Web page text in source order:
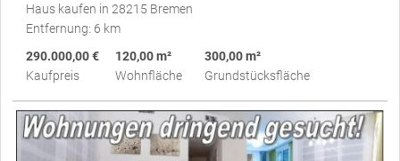
Haus kaufen in 28215 Bremen
Entfernung: 6 km
290.000,00 €
Kaufpreis
120,00 m²
Wohnfläche
300,00 m²
Grundstücksfläche